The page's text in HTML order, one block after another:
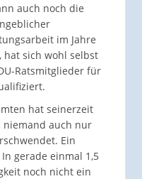
auch noch die
im Jahre
hat sich wohl selbst
Ratsmitglieder für
hat seinerzeit
niemand auch nur
Ein
gerade einmal 1,5
noch nicht ein